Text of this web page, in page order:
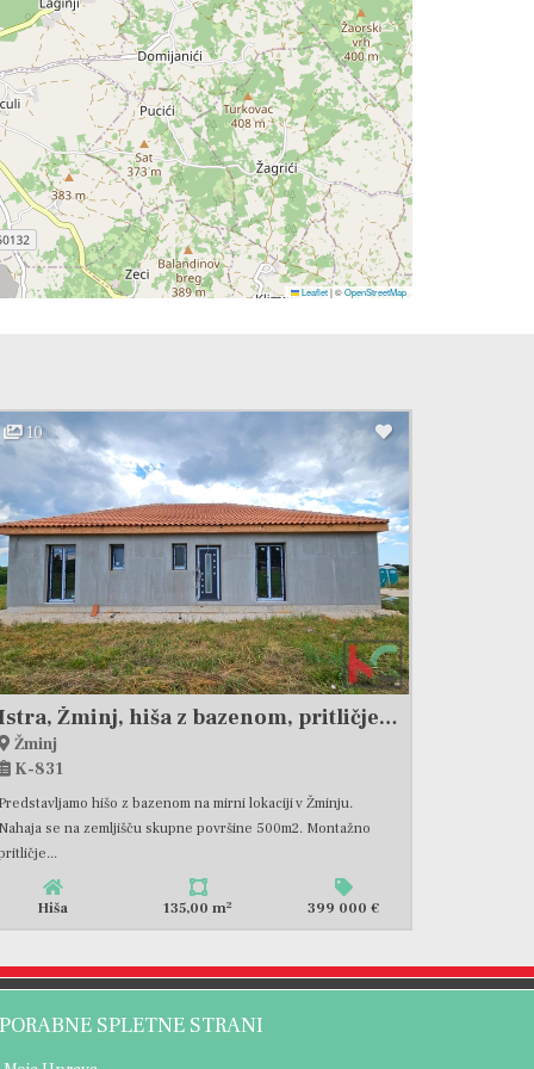
Leaflet|©OpenStreetMap
10
Istra, Žminj, hiša z bazenom, pritličje, #prodaja
Žminj
K-831
hišo z bazenom na mirni lokaciji v Žminju.
se na zemljišču skupne površine 500m2. Montažno
Hiša 135,00 m2 399 000 €
SPLETNE STRANI